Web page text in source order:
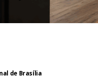
de Brasília